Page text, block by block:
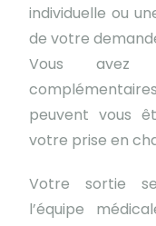
individuelle ou
de votre
Vous avez
peuvent vous
votre prise en
Votre sortie
l’équipe